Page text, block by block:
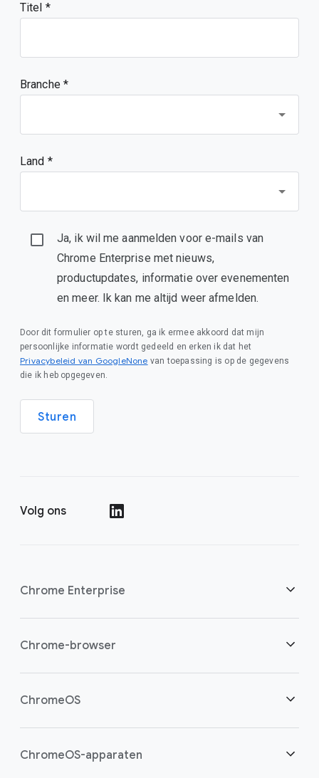
Titel
Branche *
Land *
Ja, ik wil me aanmelden voor e-mails van
Chrome Enterprise met nieuws,
productupdates, informatie over evenementen
en meer. Ik kan me altijd weer afmelden.
Door dit formulier op te sturen, ga ik ermee akkoord dat mijn
persoonlijke informatie wordt gedeeld en erken ik dat het
Privacybeleid van GoogleNone van toepassing is op de gegevens
die ik heb opgegeven.
Sturen
Volg ons
Chrome Enterprise
Beveiliging
Chrome-browser
Overzicht
ChromeOS
Overzicht
ChromeOS-apparaten